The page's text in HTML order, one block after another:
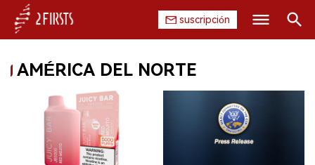
suscripción
INICIO
EMPRESA
PRODUCTO
AMÉRICA DEL NORTE